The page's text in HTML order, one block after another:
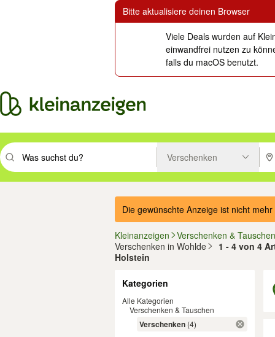
Bitte aktualisiere deinen Browser
Viele Deals wurden auf
einwandfrei nutzen zu
falls du macOS benutzt.
Suchbegriff eingeben. Eingabetaste drücken um zu suchen, oder
Verschenken
Die gewünschte Anzeige ist nicht
Kleinanzeigen
Verschenken & Tauschen
Verschenken in Wohlde
1 - 4 von 4
Holstein
Kategorien
Alle Kategorien
Verschenken & Tauschen
Verschenken (4)